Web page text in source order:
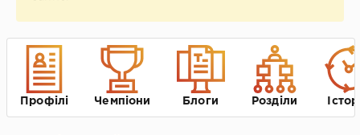
Профілі Чемпіони Блоги Розділи